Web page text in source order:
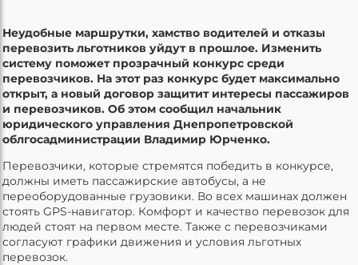
Неудобные маршрутки, хамство водителей и отказы
перевозить льготников уйдут в прошлое. Изменить
систему поможет прозрачный конкурс среди
перевозчиков. На этот раз конкурс будет максимально
открыт, а новый договор защитит интересы пассажиров
и перевозчиков. Об этом сообщил начальник
юридического управления Днепропетровской
облгосадминистрации Владимир Юрченко.
Перевозчики, которые стремятся победить в конкурсе,
должны иметь пассажирские автобусы, а не
переоборудованные грузовики. Во всех машинах должен
стоять GPS-навигатор. Комфорт и качество перевозок для
людей стоят на первом месте. Также с перевозчиками
согласуют графики движения и условия льготных
перевозок.